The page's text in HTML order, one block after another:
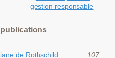
gestion responsable
de Rothschild :
107